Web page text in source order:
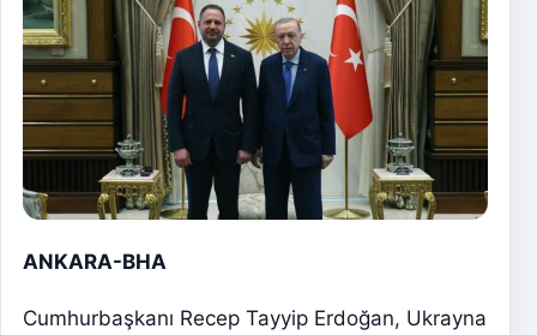
ANKARA-BHA
Cumhurbaşkanı Recep Tayyip Erdoğan, Ukrayna